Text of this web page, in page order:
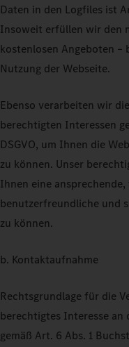
Daten in den Logfiles ist
Insoweit erfüllen wir den
kostenlosen Angeboten –
Nutzung der Webseite.
Ebenso verarbeiten wir
berechtigten Interessen
DSGVO, um Ihnen die
zu können. Unser
Ihnen eine
benutzerfreundliche und
zu können.
b. Kontaktaufnahme
Rechtsgrundlage für die
berechtigtes Interesse
gemäß Art. 6 Abs. 1